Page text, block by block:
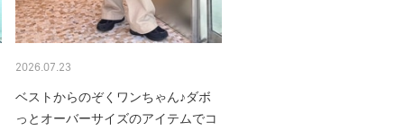
2026.07.23
ベストからのぞくワンちゃん♪ダボ
っとオーバーサイズのアイテムでコ